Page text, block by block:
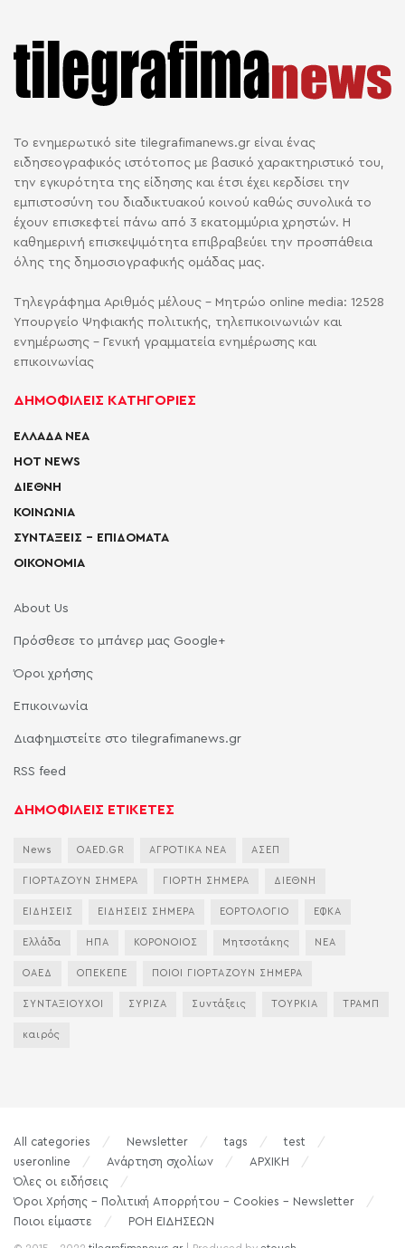
Το ενημερωτικό site tilegrafimanews.gr είναι ένας
ειδησεογραφικός ιστότοπος με βασικό χαρακτηριστικό του,
την εγκυρότητα της είδησης και έτσι έχει κερδίσει την
εμπιστοσύνη του διαδικτυακού κοινού καθώς συνολικά το
έχουν επισκεφτεί πάνω από 3 εκατομμύρια χρηστών. Η
καθημερινή επισκεψιμότητα επιβραβεύει την προσπάθεια
όλης της δημοσιογραφικής ομάδας μας.
Τηλεγράφημα Αριθμός μέλους - Μητρώο online media: 12528
Υπουργείο Ψηφιακής πολιτικής, τηλεπικοινωνιών και
ενημέρωσης - Γενική γραμματεία ενημέρωσης και
επικοινωνίας
ΔΗΜΟΦΙΛΕΙΣ ΚΑΤΗΓΟΡΙΕΣ
ΕΛΛΑΔΑ ΝΕΑ
HOT NEWS
ΔΙΕΘΝΗ
ΚΟΙΝΩΝΙΑ
ΣΥΝΤΑΞΕΙΣ – ΕΠΙΔΟΜΑΤΑ
ΟΙΚΟΝΟΜΙΑ
About Us
Πρόσθεσε το μπάνερ μας Google+
Όροι χρήσης
Επικοινωνία
Διαφημιστείτε στο tilegrafimanews.gr
RSS feed
ΔΗΜΟΦΙΛΕΙΣ ΕΤΙΚΕΤΕΣ
News OAED.GR ΑΓΡΟΤΙΚΑ ΝΕΑ ΑΣΕΠ
ΓΙΟΡΤΑΖΟΥΝ ΣΗΜΕΡΑ ΓΙΟΡΤΗ ΣΗΜΕΡΑ ΔΙΕΘΝΗ
ΕΙΔΗΣΕΙΣ ΕΙΔΗΣΕΙΣ ΣΗΜΕΡΑ ΕΟΡΤΟΛΟΓΙΟ ΕΦΚΑ
Ελλάδα ΗΠΑ ΚΟΡΟΝΟΙΟΣ Μητσοτάκης ΝΕΑ
ΟΑΕΔ ΟΠΕΚΕΠΕ ΠΟΙΟΙ ΓΙΟΡΤΑΖΟΥΝ ΣΗΜΕΡΑ
ΣΥΝΤΑΞΙΟΥΧΟΙ ΣΥΡΙΖΑ Συντάξεις ΤΟΥΡΚΙΑ ΤΡΑΜΠ
καιρός
All categories Newsletter tags
test
useronline
Ανάρτηση σχολίων
ΑΡΧΙΚΗ
Όλες οι ειδήσεις
Όροι Χρήσης – Πολιτική Απορρήτου – Cookies – Newsletter
Ποιοι είμαστε
ΡΟΗ ΕΙΔΗΣΕΩΝ